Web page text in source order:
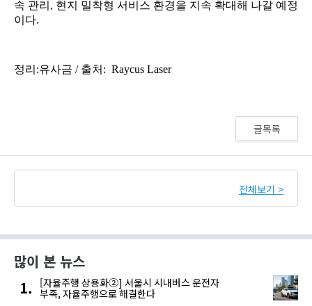
글목록
전체보기 >
많이 본 뉴스
[자율주행 상용화②] 서울시 시내버스 운전자
부족, 자율주행으로 해결한다